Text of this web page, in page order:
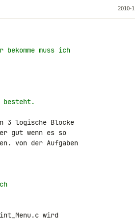
2010-
muss ich
besteht.
3 logische Blocke
gut wenn es so
von der Aufgaben
wird